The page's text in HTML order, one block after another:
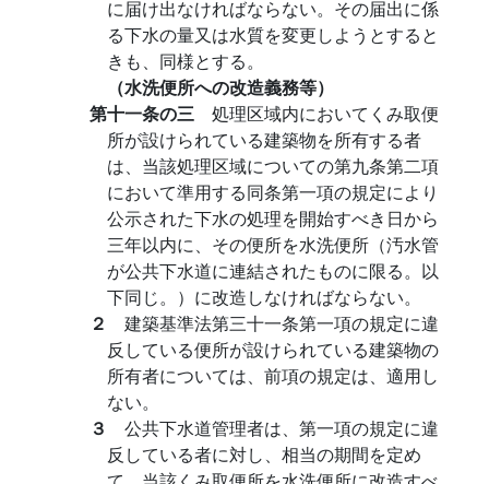
に届け出なければならない。その届出に係
る下水の量又は水質を変更しようとすると
きも、同様とする。
（水洗便所への改造義務等）
第十一条の三 処理区域内においてくみ取便
所が設けられている建築物を所有する者
は、当該処理区域についての第九条第二項
において準用する同条第一項の規定により
公示された下水の処理を開始すべき日から
三年以内に、その便所を水洗便所（汚水管
が公共下水道に連結されたものに限る。以
下同じ。）に改造しなければならない。
２ 建築基準法第三十一条第一項の規定に違
反している便所が設けられている建築物の
所有者については、前項の規定は、適用し
ない。
３ 公共下水道管理者は、第一項の規定に違
反している者に対し、相当の期間を定め